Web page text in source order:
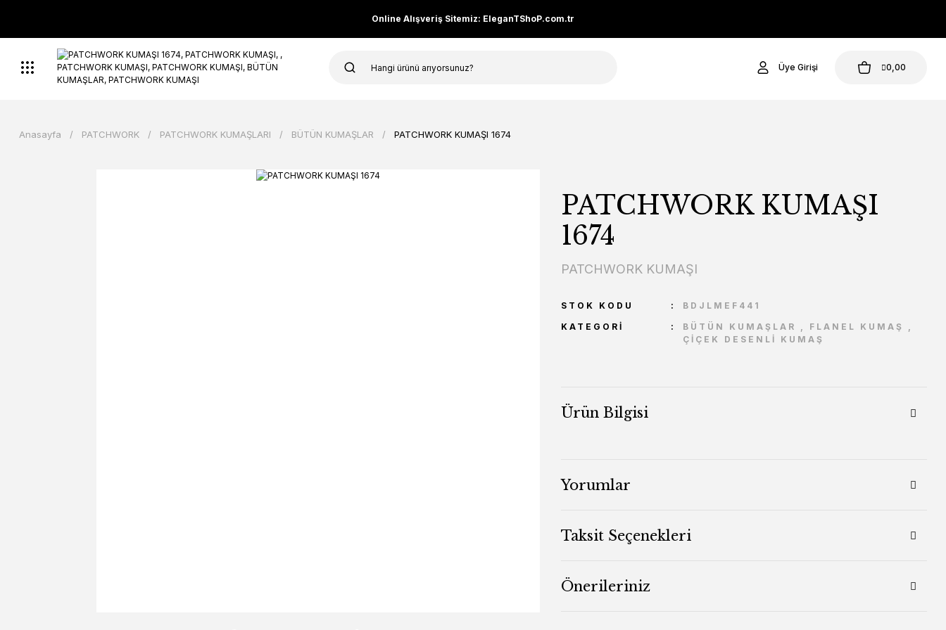
Online Alışveriş Sitemiz: EleganTShoP.com.tr
Üye Girişi 0,00
Anasayfa PATCHWORK PATCHWORK KUMAŞLARI BÜTÜN KUMAŞLAR PATCHWORK KUMAŞI 1674
PATCHWORK KUMAŞI
1674
PATCHWORK KUMAŞI
STOK KODU
BDJLMEF441
KATEGORI
BÜTÜN KUMAŞLAR , FLANEL KUMAŞ
,
ÇİÇEK DESENLİ KUMAŞ
Ürün Bilgisi
Yorumlar
Taksit Seçenekleri
Önerileriniz